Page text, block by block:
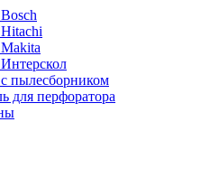
пылесборником
для перфоратора